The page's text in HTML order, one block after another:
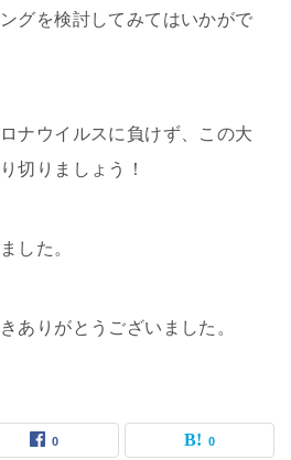
グを検討してみてはいかがで
ナウイルスに負けず、この大
切りましょう！
した。
ありがとうございました。
0 0